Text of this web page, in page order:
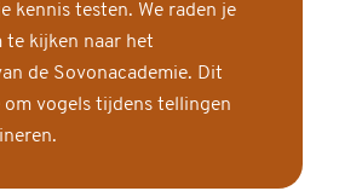
kennis testen. We raden je
te kijken naar het
de Sovonacademie. Dit
om vogels tijdens tellingen